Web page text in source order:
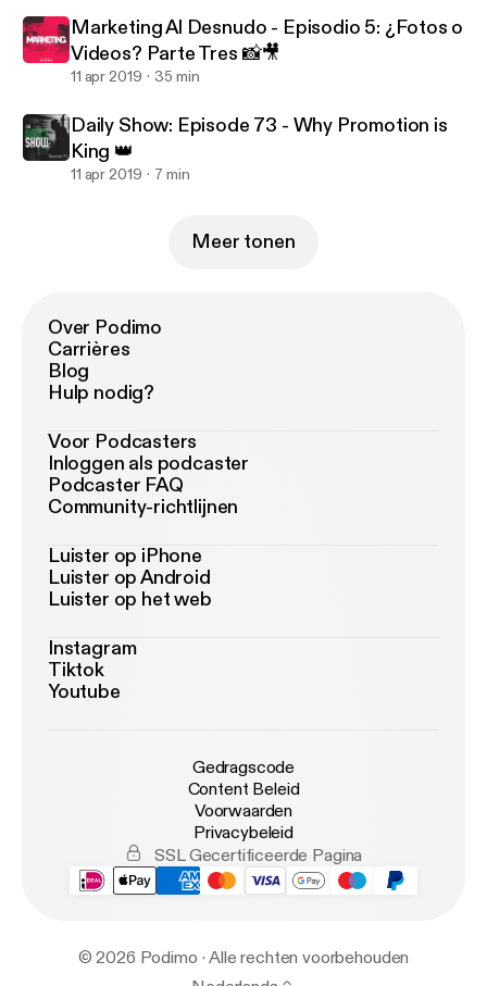
Marketing Al Desnudo - Episodio 5: ¿Fotos o
Videos? Parte Tres 📸🎥
11 apr 2019 35 min
Daily Show: Episode 73 - Why Promotion is
King 👑
11 apr 2019 7 min
Meer tonen
Over Podimo
Carrières
Blog
Hulp nodig?
Voor Podcasters
Inloggen als podcaster
Podcaster FAQ
Community-richtlijnen
Luister op iPhone
Luister op Android
Luister op het web
Instagram
Tiktok
Youtube
Gedragscode
Content Beleid
Voorwaarden
Privacybeleid
SSL Gecertificeerde Pagina
© 2026 Podimo · Alle rechten voorbehouden